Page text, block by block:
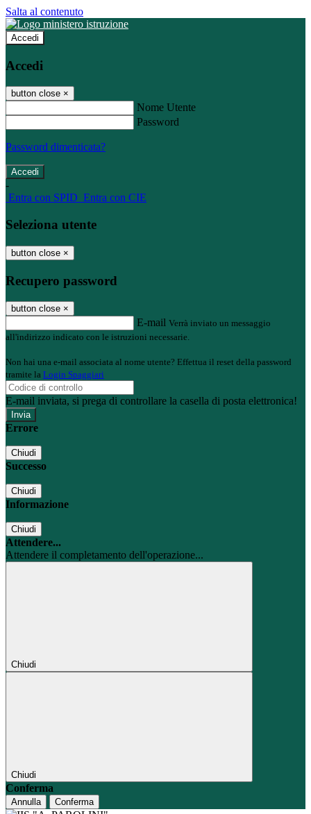
Salta al contenuto
Accedi
Accedi
button close ×
Nome Utente
Password
Password dimenticata?
-
Entra con SPID Entra con CIE
Seleziona utente
button close ×
Recupero password
button close ×
E-mail Verrà inviato un messaggio
all'indirizzo indicato con le istruzioni necessarie.
Non hai una e-mail associata al nome utente? Effettua il reset della password
tramite la Login Spaggiari
E-mail inviata, si prega di controllare la casella di posta elettronica!
Errore
Chiudi
Successo
Chiudi
Informazione
Chiudi
Attendere...
Attendere il completamento dell'operazione...
Chiudi
Chiudi
Conferma
Annulla Conferma